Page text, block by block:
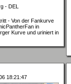
- DEL
- Von der Fankurve
in
Kurve und uriniert in
18:21:47